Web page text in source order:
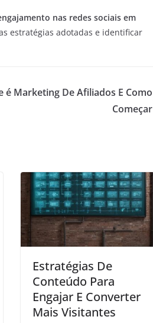
nas redes sociais em
estratégias adotadas e identificar
é Marketing De Afiliados E Como
Começar
Estratégias De
Conteúdo Para
Engajar E Converter
Mais Visitantes